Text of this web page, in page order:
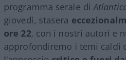
programma serale di
giovedì, stasera
ore 22, con i nostri autori e
approfondiremo i temi caldi